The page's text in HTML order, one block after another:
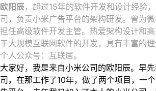
欧阳辰，超过15年的软件开发和设计经验
司，负责小米广告平台的架构研发。曾为微
担任高级软件开发主管。热爱架构设计和
于大规模互联网软件的开发，具有丰富的理
个人公众号：互联居。
大家好，我是来自小米公司的欧阳辰。早
司，在那工作了10年，做了两个项目，一